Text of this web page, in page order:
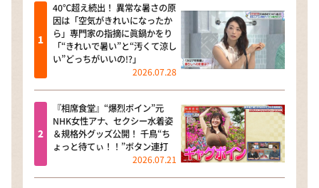
40℃超え続出！ 異常な暑さの原
因は「空気がきれいになったか
ら」専門家の指摘に眞鍋かをり
「“きれいで暑い”と“汚くて涼し
い”どっちがいいの!?」
2026.07.28
『相席食堂』“爆烈ボイン”元
NHK女性アナ、セクシー水着姿
＆規格外グッズ公開！ 千鳥“ち
ょっと待てぃ！！”ボタン連打
2026.07.21